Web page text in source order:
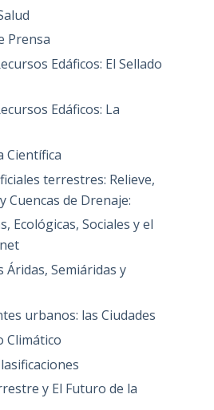
Prensa
Edáficos: El Sellado
Edáficos: La
Científica
terrestres: Relieve,
Cuencas de Drenaje:
Ecológicas, Sociales y el
Áridas, Semiáridas y
urbanos: las Ciudades
Climático
y El Futuro de la